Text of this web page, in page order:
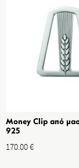
Money Clip από
925
170.00€